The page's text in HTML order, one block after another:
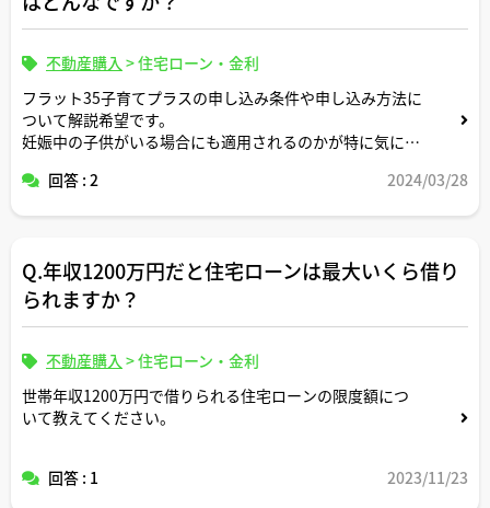
不動産購入 >住宅ローン・金利
フラット35子育てプラスの申し込み条件や申し込み方法に
ついて解説希望です。
妊娠中の子供がいる場合にも適用されるのかが特に気にな
回答 : 2 2024/03/28
Q.年収1200万円だと住宅ローンは最大いくら借り
られますか？
不動産購入 >住宅ローン・金利
世帯年収1200万円で借りられる住宅ローンの限度額につ
いて教えてください。
回答 : 1 2023/11/23